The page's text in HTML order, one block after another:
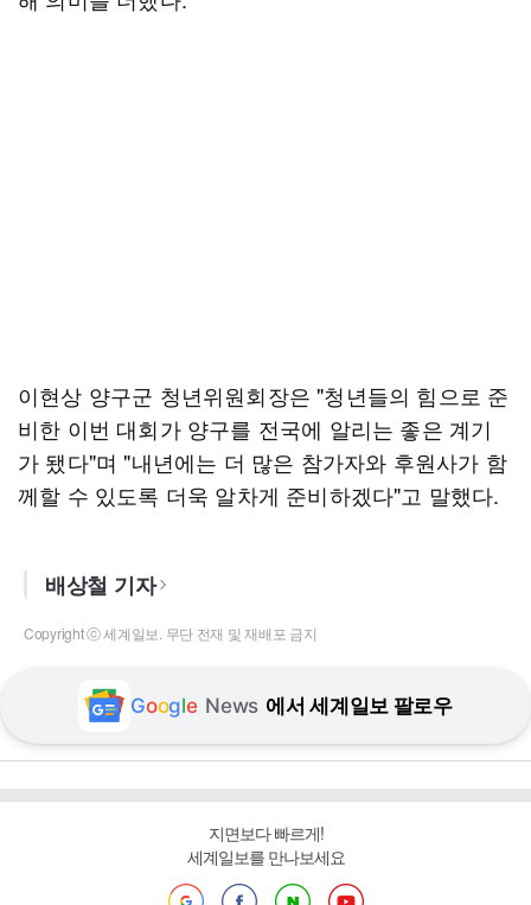
이현상 양구군 청년위원회장은 "청년들의 힘으로 준
비한 이번 대회가 양구를 전국에 알리는 좋은 계기
가 됐다"며 "내년에는 더 많은 참가자와 후원사가 함
께할 수 있도록 더욱 알차게 준비하겠다"고 말했다.
배상철 기자
Copyright ⓒ 세계일보. 무단 전재 및 재배포 금지
Google News 에서 세계일보 팔로우
지면보다 빠르게!
세계일보를 만나보세요